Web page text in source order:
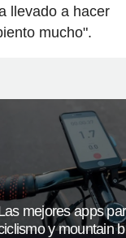
llevado a hacer
mucho".
mejores apps
y mountain